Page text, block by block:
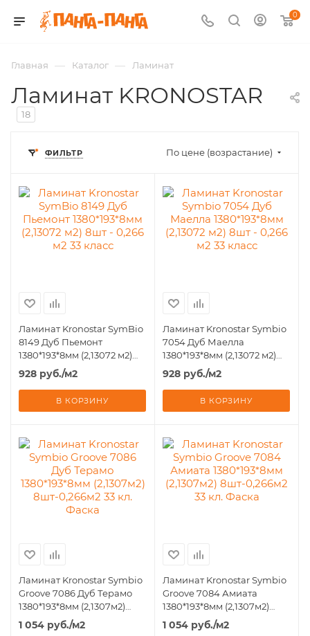
0
Главная — Каталог — Ламинат
Ламинат KRONOSTAR
18
ФИЛЬТР По цене (возрастание)
Ламинат Kronostar SymBio
8149 Дуб Пьемонт
1380*193*8мм (2,13072 м2)
8шт - 0,266 м2 33 класс
928 руб./м2
В КОРЗИНУ
Ламинат Kronostar Symbio
7054 Дуб Маелла
1380*193*8мм (2,13072 м2)
8шт - 0,266 м2 33 класс
928 руб./м2
В КОРЗИНУ
Ламинат Kronostar Symbio
Groove 7086 Дуб Терамо
1380*193*8мм (2,1307м2)
8шт-0,266м2 33 кл. Фаска
1 054 руб./м2
Ламинат Kronostar Symbio
Groove 7084 Амиата
1380*193*8мм (2,1307м2)
8шт-0,266м2 33 кл. Фаска
1 054 руб./м2